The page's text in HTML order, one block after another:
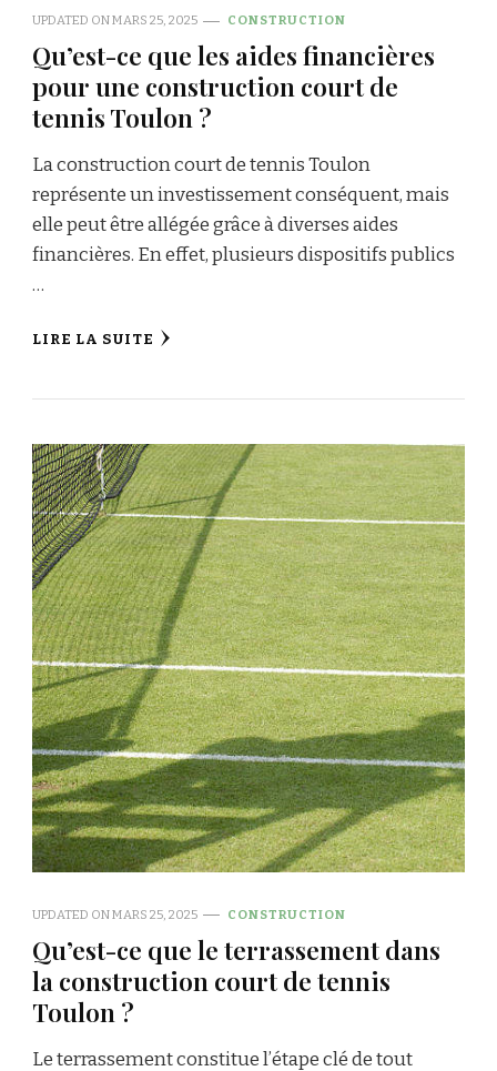
UPDATED ONMARS 25, 2025 CONSTRUCTION
Qu’est-ce que les aides financières
pour une construction court de
tennis Toulon ?
La construction court de tennis Toulon
représente un investissement conséquent, mais
elle peut être allégée grâce à diverses aides
financières. En effet, plusieurs dispositifs publics
…
LIRE LA SUITE
UPDATED ONMARS 25, 2025 CONSTRUCTION
Qu’est-ce que le terrassement dans
la construction court de tennis
Toulon ?
Le terrassement constitue l’étape clé de tout